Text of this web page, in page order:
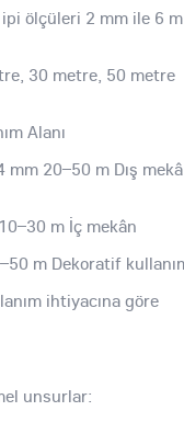
ölçüleri 2 mm ile 6
30 metre, 50 metre
Alanı
mm 20–50 m Dış
m İç mekân
m Dekoratif
ihtiyacına göre
unsurlar: